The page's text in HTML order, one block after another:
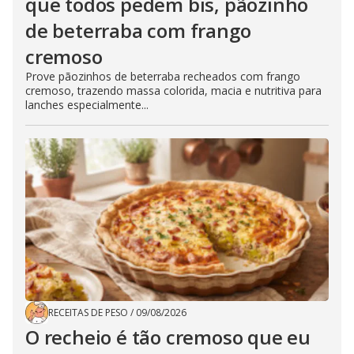
de beterraba com frango
cremoso
Prove pãozinhos de beterraba recheados com frango
cremoso, trazendo massa colorida, macia e nutritiva para
lanches especialmente...
RECEITAS DE PESO / 09/08/2026
O recheio é tão cremoso que eu